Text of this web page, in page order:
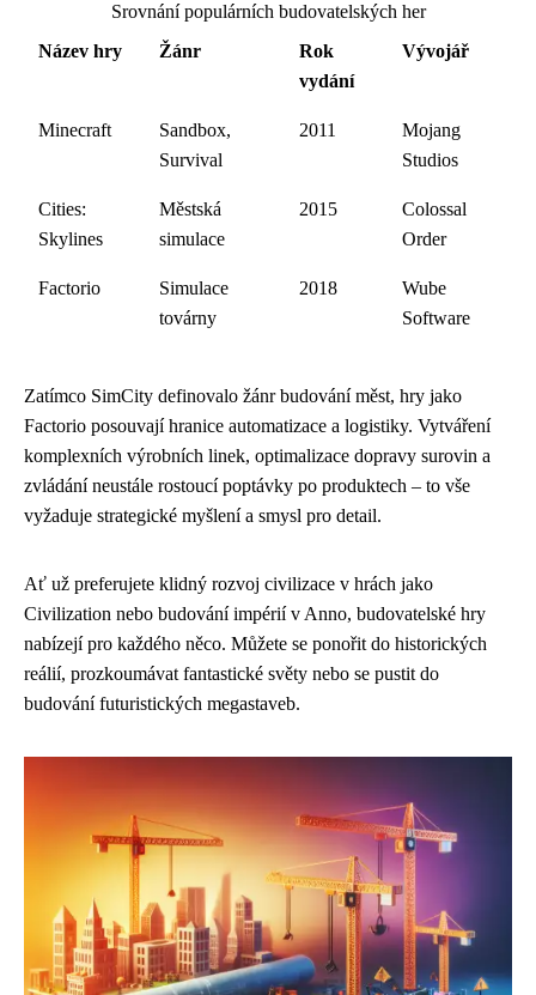
Srovnání populárních budovatelských her
Název hry
Žánr
Rok
vydání
Vývojář
Minecraft
Sandbox,
Survival
2011
Mojang
Studios
Cities:
Skylines
Městská
simulace
2015
Colossal
Order
Factorio
Simulace
továrny
2018
Wube
Software
Zatímco SimCity definovalo žánr budování měst, hry jako
Factorio posouvají hranice automatizace a logistiky. Vytváření
komplexních výrobních linek, optimalizace dopravy surovin a
zvládání neustále rostoucí poptávky po produktech – to vše
vyžaduje strategické myšlení a smysl pro detail.
Ať už preferujete klidný rozvoj civilizace v hrách jako
Civilization nebo budování impérií v Anno, budovatelské hry
nabízejí pro každého něco. Můžete se ponořit do historických
reálií, prozkoumávat fantastické světy nebo se pustit do
budování futuristických megastaveb.